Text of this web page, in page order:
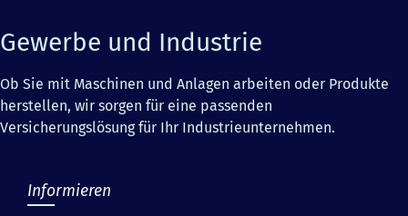
Gewerbe und Industrie
Ob Sie mit Maschinen und Anlagen arbeiten oder Produkte
herstellen, wir sorgen für eine passenden
Versicherungslösung für Ihr Industrieunternehmen.
Informieren